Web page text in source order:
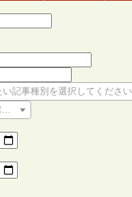
い記事種別を選択してください
を選択してください